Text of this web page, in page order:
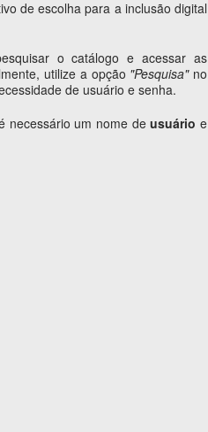
de escolha para a inclusão digital
o catálogo e acessar as
utilize a opção "Pesquisa"no
de usuário e senha.
necessário um nome deusuário e